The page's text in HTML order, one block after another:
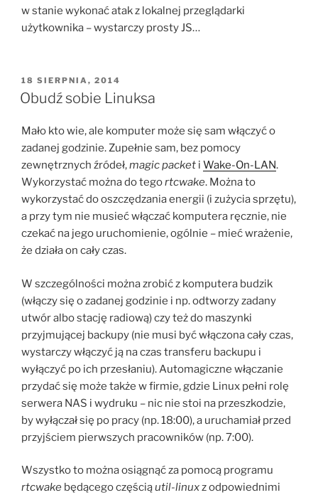
w stanie wykonać atak z lokalnej przeglądarki
użytkownika – wystarczy prosty JS…
OPUBLIKOWANE
W
18 SIERPNIA, 2014
Obudź sobie Linuksa
Mało kto wie, ale komputer może się sam włączyć o
zadanej godzinie. Zupełnie sam, bez pomocy
zewnętrznych źródeł,magic packet i Wake-On-LAN.
Wykorzystać można do tegortcwake. Można to
wykorzystać do oszczędzania energii (i zużycia sprzętu),
a przy tym nie musieć włączać komputera ręcznie, nie
czekać na jego uruchomienie, ogólnie – mieć wrażenie,
że działa on cały czas.
W szczególności można zrobić z komputera budzik
(włączy się o zadanej godzinie i np. odtworzy zadany
utwór albo stację radiową) czy też do maszynki
przyjmującej backupy (nie musi być włączona cały czas,
wystarczy włączyć ją na czas transferu backupu i
wyłączyć po ich przesłaniu). Automagiczne włączanie
przydać się może także w firmie, gdzie Linux pełni rolę
serwera NAS i wydruku – nic nie stoi na przeszkodzie,
by wyłączał się po pracy (np. 18:00), a uruchamiał przed
przyjściem pierwszych pracowników (np. 7:00).
Wszystko to można osiągnąć za pomocą programu
rtcwake będącego częściąutil-linuxz odpowiednimi